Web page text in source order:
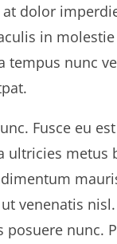
dolor
in
nunc
Fusce eu
metus
venenatis
nunc.